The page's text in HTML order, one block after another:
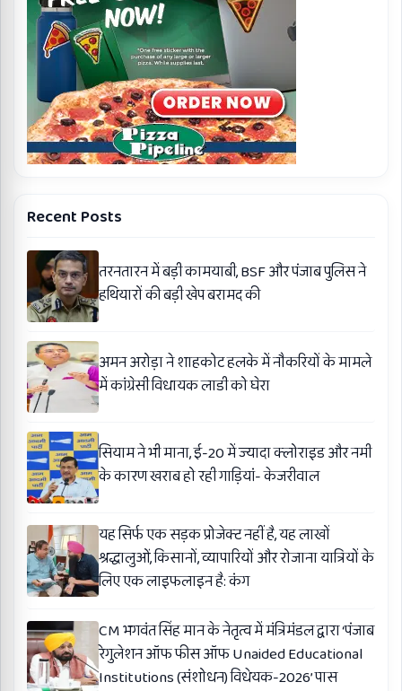
Recent Posts
तरनतारन में बड़ी कामयाबी, BSF और पंजाब पुलिस ने
हथियारों की बड़ी खेप बरामद की
अमन अरोड़ा ने शाहकोट हलके में नौकरियों के मामले
में कांग्रेसी विधायक लाडी को घेरा
सियाम ने भी माना, ई-20 में ज्यादा क्लोराइड और नमी
के कारण खराब हो रही गाड़ियां- केजरीवाल
यह सिर्फ एक सड़क प्रोजेक्ट नहीं है, यह लाखों
श्रद्धालुओं, किसानों, व्यापारियों और रोजाना यात्रियों के
लिए एक लाइफलाइन है: कंग
CM भगवंत सिंह मान के नेतृत्व में मंत्रिमंडल द्वारा ‘पंजाब
रेगुलेशन ऑफ फीस ऑफ Unaided Educational
Institutions (संशोधन) विधेयक-2026’ पास